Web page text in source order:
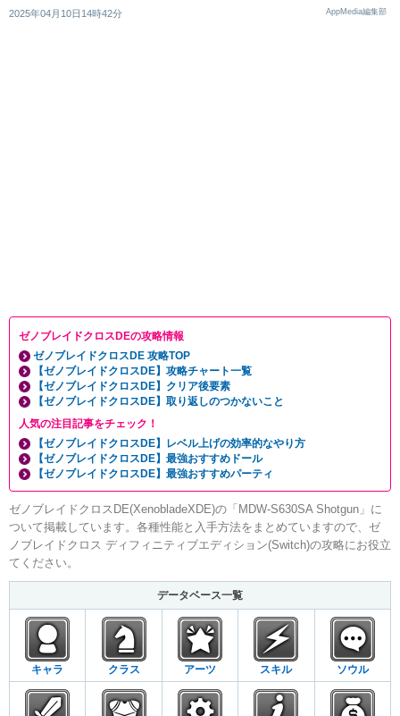
2025年04月10日14時42分 AppMedia編集部
ゼノブレイドクロスDEの攻略情報
ゼノブレイドクロスDE 攻略TOP
【ゼノブレイドクロスDE】攻略チャート一覧
【ゼノブレイドクロスDE】クリア後要素
【ゼノブレイドクロスDE】取り返しのつかないこと
人気の注目記事をチェック！
【ゼノブレイドクロスDE】レベル上げの効率的なやり方
【ゼノブレイドクロスDE】最強おすすめドール
【ゼノブレイドクロスDE】最強おすすめパーティ
ゼノブレイドクロスDE(XenobladeXDE)の「MDW-S630SA Shotgun」に
ついて掲載しています。各種性能と入手方法をまとめていますので、ゼ
ノブレイドクロス ディフィニティブエディション(Switch)の攻略にお役立
てください。
データベース一覧
キャラ クラス アーツ スキル ソウル